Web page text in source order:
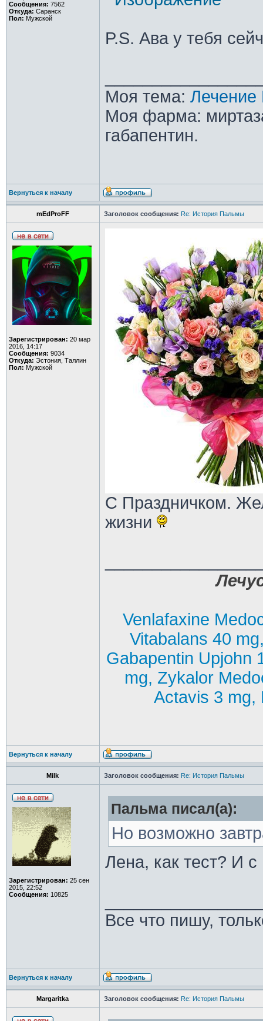
Сообщения: 7562
Откуда: Саранск
Пол: Мужской
P.S. Ава у тебя
Моя тема:
Моя фарма:
габапентин.
Вернуться к началу
mEdProFF Заголовок сообщения: Re: История Пальмы
Зарегистрирован: 20 мар
2016, 14:17
Сообщения: 9034
Откуда: Эстония, Таллин
Пол: Мужской
С Праздничком.
жизни
Venlafaxine
Vitabalans 40
Gabapentin Upjohn
mg, Zykalor
Actavis 3 mg,
Вернуться к началу
Milk Заголовок сообщения: Re: История Пальмы
Зарегистрирован: 25 сен
2015, 22:52
Сообщения: 10825
Пальма писал(а):
Но возможно
Лена, как тест? И
Все что пишу,
Вернуться к началу
Margaritka Заголовок сообщения: Re: История Пальмы